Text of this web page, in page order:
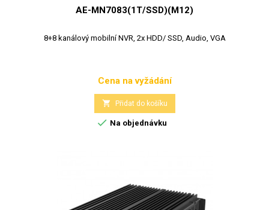
AE-MN7083(1T/SSD)(M12)
8+8 kanálový mobilní NVR, 2x HDD/ SSD, Audio, VGA
Cena
Cena na vyžádání
 Přidat do košíku
 Na objednávku